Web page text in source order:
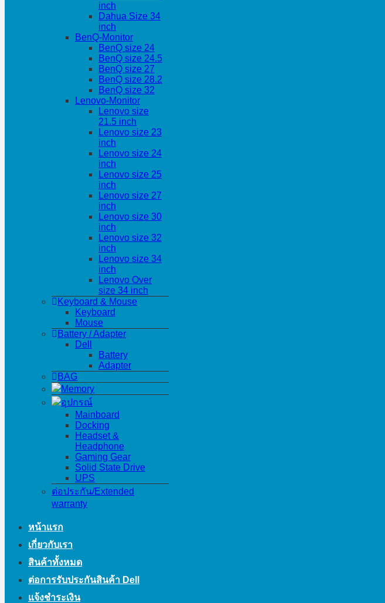
inch
Dahua Size 34
inch
BenQ-Monitor
BenQ size 24
BenQ size 24.5
BenQ size 27
BenQ size 28.2
BenQ size 32
Lenovo-Monitor
Lenovo size
21.5 inch
Lenovo size 23
inch
Lenovo size 24
inch
Lenovo size 25
inch
Lenovo size 27
inch
Lenovo size 30
inch
Lenovo size 32
inch
Lenovo size 34
inch
Lenovo Over
size 34 inch
Keyboard & Mouse
Keyboard
Mouse
Battery / Adapter
Dell
Battery
Adapter
BAG
Memory
อุปกรณ์
Mainboard
Docking
Headset &
Headphone
Gaming Gear
Solid State Drive
UPS
ต่อประกัน/Extended
warranty
หน้าแรก
เกี่ยวกับเรา
สินค้าทั้งหมด
ต่อการรับประกันสินค้า Dell
แจ้งชำระเงิน